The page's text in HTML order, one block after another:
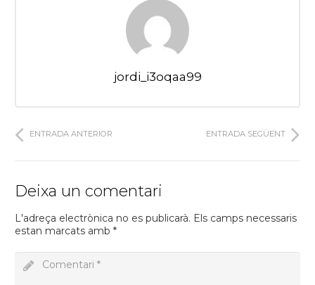
jordi_i3oqaa99
ENTRADA ANTERIOR ENTRADA SEGÜENT
Deixa un comentari
L'adreça electrònica no es publicarà. Els camps necessaris
estan marcats amb *